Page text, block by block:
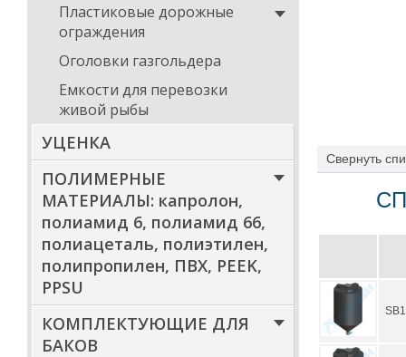
Пластиковые дорожные
ограждения
Оголовки газгольдера
Емкости для перевозки
живой рыбы
УЦЕНКА
ПОЛИМЕРНЫЕ
МАТЕРИАЛЫ: капролон,
полиамид 6, полиамид 66,
полиацеталь, полиэтилен,
полипропилен, ПВХ, PEEK,
PPSU
КОМПЛЕКТУЮЩИЕ ДЛЯ
БАКОВ
Свернуть